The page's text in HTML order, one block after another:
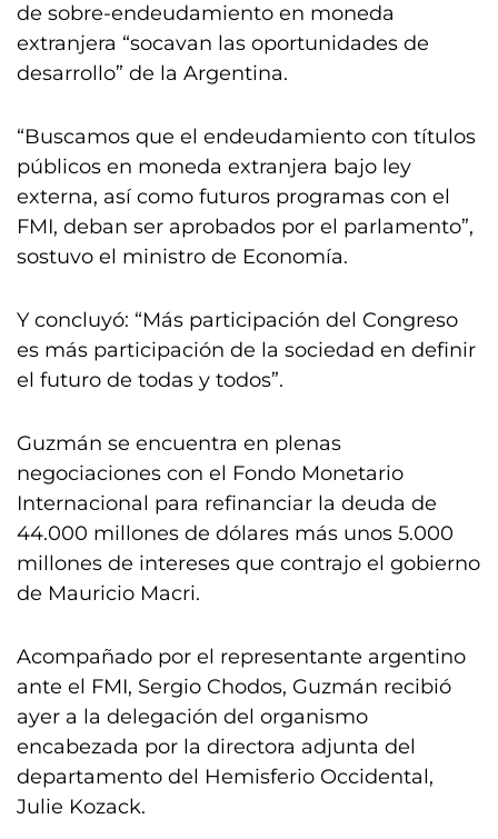
de sobre-endeudamiento en moneda
extranjera “socavan las oportunidades de
desarrollo” de la Argentina.
“Buscamos que el endeudamiento con títulos
públicos en moneda extranjera bajo ley
externa, así como futuros programas con el
FMI, deban ser aprobados por el parlamento”,
sostuvo el ministro de Economía.
Y concluyó: “Más participación del Congreso
es más participación de la sociedad en definir
el futuro de todas y todos”.
Guzmán se encuentra en plenas
negociaciones con el Fondo Monetario
Internacional para refinanciar la deuda de
44.000 millones de dólares más unos 5.000
millones de intereses que contrajo el gobierno
de Mauricio Macri.
Acompañado por el representante argentino
ante el FMI, Sergio Chodos, Guzmán recibió
ayer a la delegación del organismo
encabezada por la directora adjunta del
departamento del Hemisferio Occidental,
Julie Kozack.